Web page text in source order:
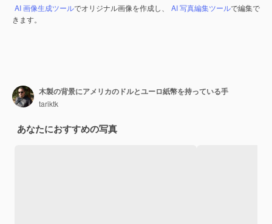
AI 画像生成ツールでオリジナル画像を作成し、 AI 写真編集ツールで編集で
きます。
木製の背景にアメリカのドルとユーロ紙幣を持っている手
tariktk
あなたにおすすめの写真